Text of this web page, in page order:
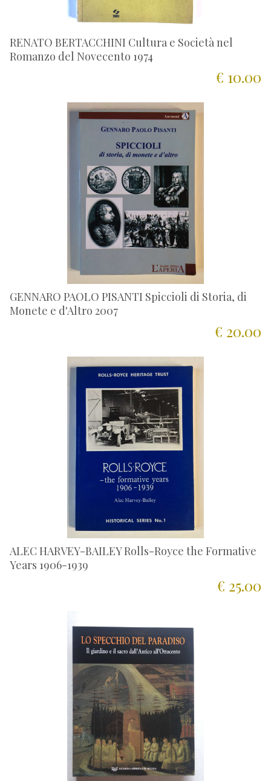
RENATO BERTACCHINI Cultura e Società nel
Romanzo del Novecento 1974
€ 10.00
GENNARO PAOLO PISANTI Spiccioli di Storia, di
Monete e d'Altro 2007
€ 20.00
ALEC HARVEY-BAILEY Rolls-Royce the Formative
Years 1906-1939
€ 25.00